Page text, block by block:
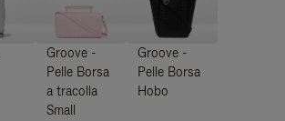
Groove -
Pelle Borsa
a tracolla
Small
Groove -
Pelle Borsa
Hobo